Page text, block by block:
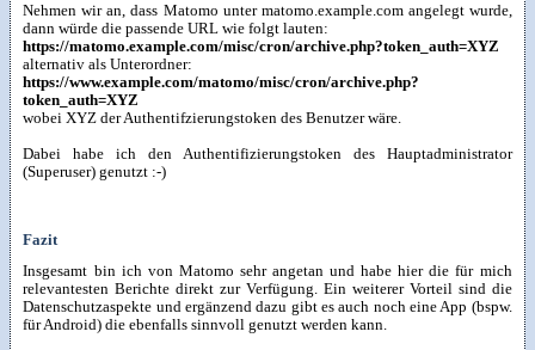
Nehmen wir an, dass Matomo unter matomo.example.com angelegt wurde,
dann würde die passende URL wie folgt lauten:
https://matomo.example.com/misc/cron/archive.php?token_auth=XYZ
alternativ als Unterordner:
https://www.example.com/matomo/misc/cron/archive.php?
token_auth=XYZ
wobei XYZ der Authentifzierungstoken des Benutzer wäre.
Dabei habe ich den Authentifizierungstoken des Hauptadministrator
(Superuser) genutzt :-)
Fazit
Insgesamt bin ich von Matomo sehr angetan und habe hier die für mich
relevantesten Berichte direkt zur Verfügung. Ein weiterer Vorteil sind die
Datenschutzaspekte und ergänzend dazu gibt es auch noch eine App (bspw.
für Android) die ebenfalls sinnvoll genutzt werden kann.